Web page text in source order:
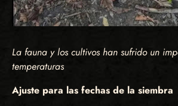
La fauna y los cultivos han sufrido un
temperaturas
Ajuste para las fechas de la siembra